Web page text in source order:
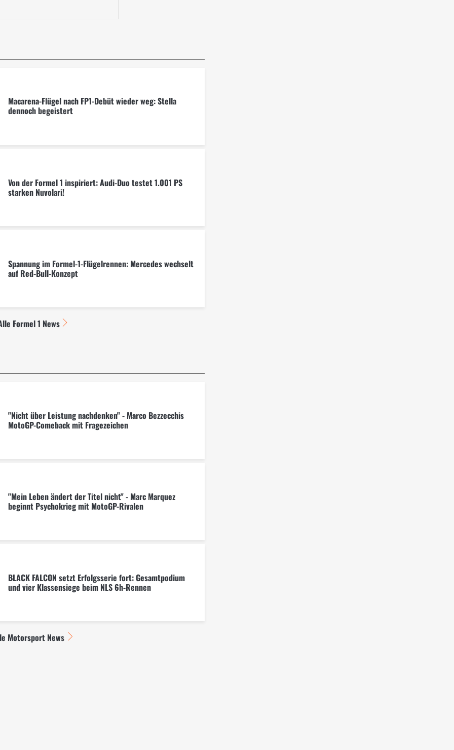
Macarena-Flügel nach FP1-Debüt wieder weg: Stella
dennoch begeistert
Von der Formel 1 inspiriert: Audi-Duo testet 1.001 PS
starken Nuvolari!
Spannung im Formel-1-Flügelrennen: Mercedes wechselt
auf Red-Bull-Konzept
Formel 1 News
"Nicht über Leistung nachdenken" - Marco Bezzecchis
MotoGP-Comeback mit Fragezeichen
"Mein Leben ändert der Titel nicht" - Marc Marquez
beginnt Psychokrieg mit MotoGP-Rivalen
BLACK FALCON setzt Erfolgsserie fort: Gesamtpodium
und vier Klassensiege beim NLS 6h-Rennen
Motorsport News